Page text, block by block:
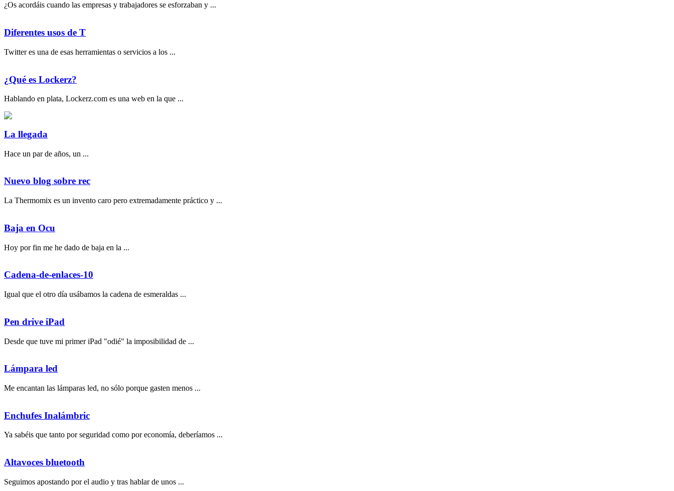
¿Os acordáis cuando las empresas y trabajadores se esforzaban y ...
Diferentes usos de T
Twitter es una de esas herramientas o servicios a los ...
¿Qué es Lockerz?
Hablando en plata, Lockerz.com es una web en la que ...
La llegada
Hace un par de años, un ...
Nuevo blog sobre rec
La Thermomix es un invento caro pero extremadamente práctico y ...
Baja en Ocu
Hoy por fin me he dado de baja en la ...
Cadena-de-enlaces-10
Igual que el otro día usábamos la cadena de esmeraldas ...
Pen drive iPad
Desde que tuve mi primer iPad "odié" la imposibilidad de ...
Lámpara led
Me encantan las lámparas led, no sólo porque gasten menos ...
Enchufes Inalámbric
Ya sabéis que tanto por seguridad como por economía, deberíamos ...
Altavoces bluetooth
Seguimos apostando por el audio y tras hablar de unos ...